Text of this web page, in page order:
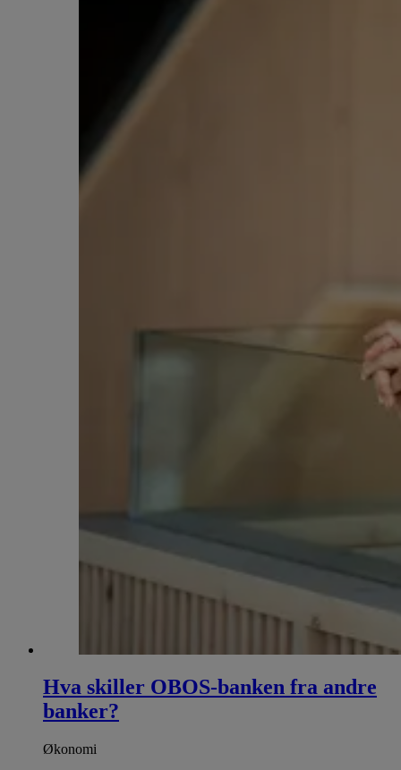
Hva skiller OBOS-banken fra andre
banker?
Økonomi